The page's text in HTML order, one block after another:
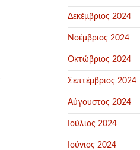
Δεκέμβριος 2024
Νοέμβριος 2024
Οκτώβριος 2024
Σεπτέμβριος 2024
Αύγουστος 2024
Ιούλιος 2024
Ιούνιος 2024